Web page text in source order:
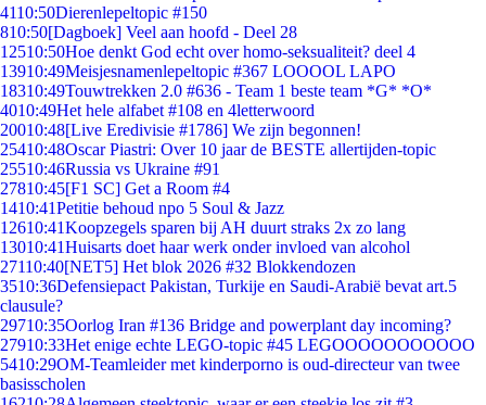
4110:50Dierenlepeltopic #150
810:50[Dagboek] Veel aan hoofd - Deel 28
12510:50Hoe denkt God echt over homo-seksualiteit? deel 4
13910:49Meisjesnamenlepeltopic #367 LOOOOL LAPO
18310:49Touwtrekken 2.0 #636 - Team 1 beste team *G* *O*
4010:49Het hele alfabet #108 en 4letterwoord
20010:48[Live Eredivisie #1786] We zijn begonnen!
25410:48Oscar Piastri: Over 10 jaar de BESTE allertijden-topic
25510:46Russia vs Ukraine #91
27810:45[F1 SC] Get a Room #4
1410:41Petitie behoud npo 5 Soul & Jazz
12610:41Koopzegels sparen bij AH duurt straks 2x zo lang
13010:41Huisarts doet haar werk onder invloed van alcohol
27110:40[NET5] Het blok 2026 #32 Blokkendozen
3510:36Defensiepact Pakistan, Turkije en Saudi-Arabië bevat art.5
clausule?
29710:35Oorlog Iran #136 Bridge and powerplant day incoming?
27910:33Het enige echte LEGO-topic #45 LEGOOOOOOOOOOO
5410:29OM-Teamleider met kinderporno is oud-directeur van twee
basisscholen